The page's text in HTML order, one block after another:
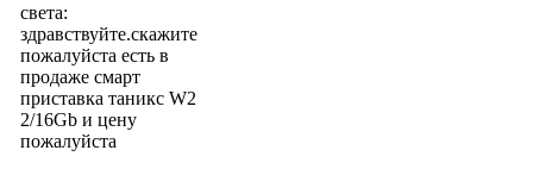
света:
здравствуйте.скажите
пожалуйста есть в
продаже смарт
приставка таникс W2
2/16Gb и цену
пожалуйста